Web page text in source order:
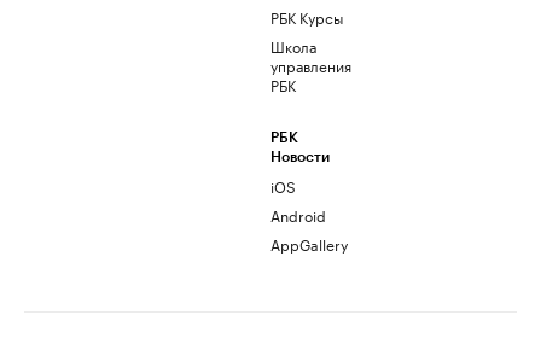
РБК Курсы
Школа
управления
РБК
РБК
Новости
iOS
Android
AppGallery